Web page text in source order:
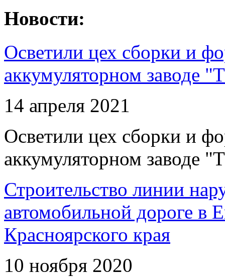
Новости:
Осветили цех сборки и
аккумуляторном заводе
14 апреля 2021
Осветили цех сборки и
аккумуляторном заводе
Строительство линии
автомобильной дороге в
Красноярского края
10 ноября 2020